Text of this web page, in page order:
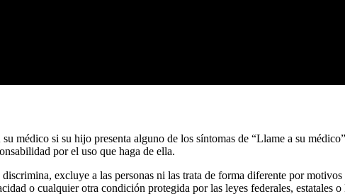
médico si su hijo presenta alguno de los síntomas de “Llame a su
por el uso que haga de ella.
excluye a las personas ni las trata de forma diferente por
o cualquier otra condición protegida por las leyes federales, estatales